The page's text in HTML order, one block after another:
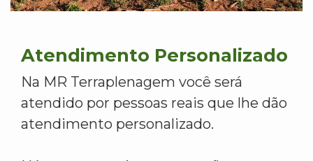
Atendimento Personalizado
Na MR Terraplenagem você será
atendido por pessoas reais que lhe dão
atendimento personalizado.